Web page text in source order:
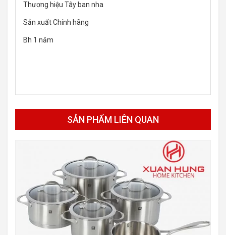
Thương hiệu Tây ban nha
Sản xuất Chính hãng
Bh 1 năm
SẢN PHẨM LIÊN QUAN